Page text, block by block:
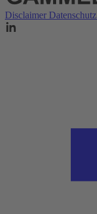
Disclaimer Datenschutz